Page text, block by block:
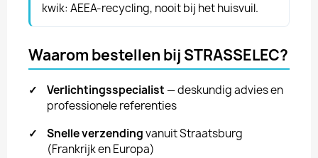
kwik: AEEA-recycling, nooit bij het huisvuil.
Waarom bestellen bij STRASSELEC?
✓ Verlichtingsspecialist — deskundig advies en
professionele referenties
✓
Snelle verzendingvanuit Straatsburg
(Frankrijk en Europa)